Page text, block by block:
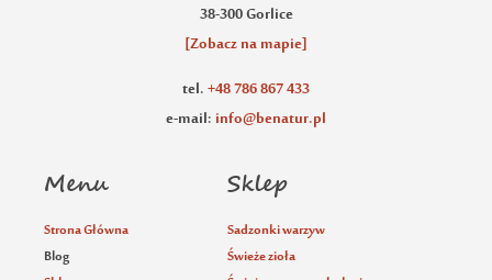
38-300 Gorlice
[Zobacz na mapie]
tel.+48 786 867 433
e-mail: info@benatur.pl
Menu
Strona Główna
Blog
Sklep
Sadzonki warzyw
Świeże zioła